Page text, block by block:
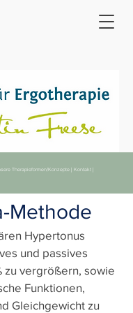
Therapieformen/Konzepte | Kontakt |
Methode
Hypertonus
und passives
zu vergrößern, sowie
Funktionen,
Gleichgewicht zu